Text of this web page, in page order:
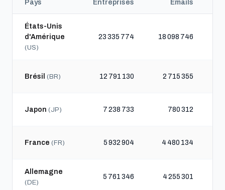
Pays Entreprises Emails
États-Unis
d'Amérique
(US)
23 335 774 18 098 746
Brésil (BR) 12 791 130 2 715 355
Japon (JP) 7 238 733 780 312
France (FR) 5 932 904 4 480 134
Allemagne
(DE)
5 761 346 4 255 301